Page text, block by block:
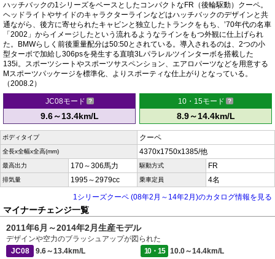
ハッチバックの1シリーズをベースとしたコンパクトなFR（後輪駆動）クーペ。
ヘッドライトやサイドのキャラクターラインなどはハッチバックのデザインと共
通ながら、後方に寄せられたキャビンと独立したトランクをもち、’70年代の名車
「2002」からイメージしたという流れるようなラインをもつ外観に仕上げられ
た。BMWらしく前後重量配分は50:50とされている。導入されるのは、2つの小
型ターボで加給し306psを発生する直噴3Lパラレルツインターボを搭載した
135i。スポーツシートやスポーツサスペンション、エアロパーツなどを用意する
Mスポーツパッケージを標準化、よりスポーティな仕上がりとなっている。
（2008.2）
JC08モード
9.6～13.4km/L
10・15モード
8.9～14.4km/L
ボディタイプ クーペ
全長x全幅x全高(mm) 4370x1750x1385/他
最高出力 170～306馬力 駆動方式 FR
排気量 1995～2979cc 乗車定員
4名
1シリーズクーペ (08年2月～14年2月)のカタログ情報を見る
マイナーチェンジ一覧
2011年6月～2014年2月生産モデル
デザインや空力のブラッシュアップが図られた
JC08
9.6～13.4km/L 10・15 10.0～14.4km/L